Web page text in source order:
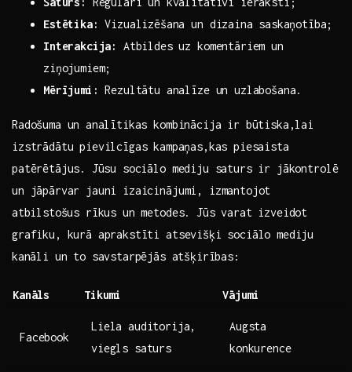
Estētika: Vizualizēšana un dizaina ⁣saskaņotība;
Interakcija:
Atbildes‌ uz komentāriem ⁢un
ziņojumiem;
Mērījumi: Rezultātu analīze‍ un uzlabošana.
Radošuma un⁤ analītikas kombinācija ir būtiska,lai
izstrādātu pievilcīgas⁣ kampaņas,kas piesaista
patērētājus.⁤ Jūsu sociālo mediju saturs ir jākontrolē
un​ jāpārvar jauni​ izaicinājumi, izmantojot
⁢atbilstošus rīkus un metodes. Jūs varat izveidot
grafiku, kurā aprakstīti atsevišķi sociālo mediju
⁣kanāli un​ to savstarpējās⁤ atšķirības:
Kanāls Tikumi Vājumi
Facebook
Liela auditorija,
viegls saturs
Augsta
konkurence